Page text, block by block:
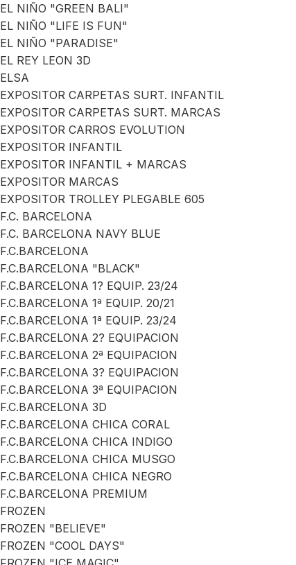
EL NIÑO "GREEN BALI"
EL NIÑO "LIFE IS FUN"
EL NIÑO "PARADISE"
EL REY LEON 3D
ELSA
EXPOSITOR CARPETAS SURT. INFANTIL
EXPOSITOR CARPETAS SURT. MARCAS
EXPOSITOR CARROS EVOLUTION
EXPOSITOR INFANTIL
EXPOSITOR INFANTIL + MARCAS
EXPOSITOR MARCAS
EXPOSITOR TROLLEY PLEGABLE 605
F.C. BARCELONA
F.C. BARCELONA NAVY BLUE
F.C.BARCELONA
F.C.BARCELONA "BLACK"
F.C.BARCELONA 1? EQUIP. 23/24
F.C.BARCELONA 1ª EQUIP. 20/21
F.C.BARCELONA 1ª EQUIP. 23/24
F.C.BARCELONA 2? EQUIPACION
F.C.BARCELONA 2ª EQUIPACION
F.C.BARCELONA 3? EQUIPACION
F.C.BARCELONA 3ª EQUIPACION
F.C.BARCELONA 3D
F.C.BARCELONA CHICA CORAL
F.C.BARCELONA CHICA INDIGO
F.C.BARCELONA CHICA MUSGO
F.C.BARCELONA CHICA NEGRO
F.C.BARCELONA PREMIUM
FROZEN
FROZEN "BELIEVE"
FROZEN "COOL DAYS"